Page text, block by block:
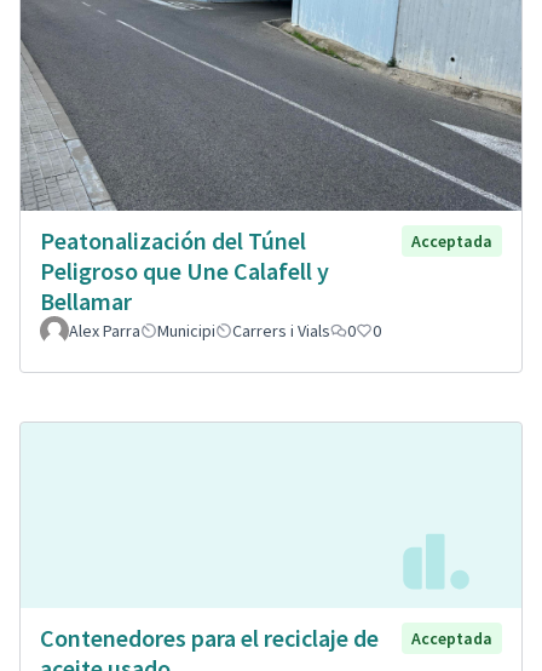
Peatonalización del Túnel
Peligroso que Une Calafell y
Bellamar
Acceptada
Alex Parra Municipi Carrers i Vials 0 0
Contenedores para el reciclaje de
Acceptada